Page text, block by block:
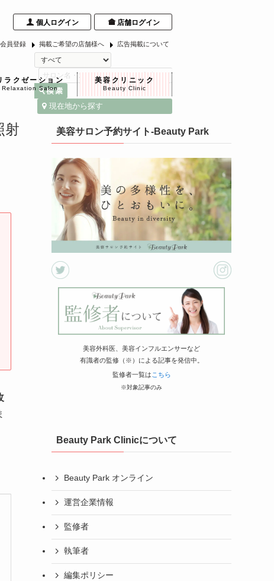
個人ログイン
店舗ログイン
広告掲載について
掲載ご希望の店舗様へ
員登録
現在地から探す
ラクゼーション
Relaxation Salon
美容クリニック
Beauty Clinic
射
美容サロン予約サイト-Beauty Park
美容外科医、美容インフルエンサーなど
有識者の監修（※）による記事を発信中。
監修者一覧は こちら
※対象記事のみ
Beauty Park Clinicについて
Beauty Park オンライン
運営企業情報
監修者
執筆者
編集ポリシー